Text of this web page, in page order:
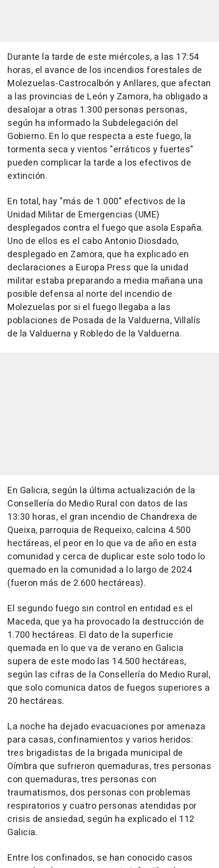
Durante la tarde de este miércoles, a las 17:54
horas, el avance de los incendios forestales de
Molezuelas-Castrocalbón y Anllares, que afectan
a las provincias de León y Zamora, ha obligado a
desalojar a otras 1.300 personas personas,
según ha informado la Subdelegación del
Gobierno. En lo que respecta a este fuego, la
tormenta seca y vientos "erráticos y fuertes"
pueden complicar la tarde a los efectivos de
extinción.
En total, hay "más de 1.000" efectivos de la
Unidad Militar de Emergencias (UME)
desplegados contra el fuego que asola España.
Uno de ellos es el cabo Antonio Diosdado,
desplegado en Zamora, que ha explicado en
declaraciones a Europa Press que la unidad
militar estaba preparando a media mañana una
posible defensa al norte del incendio de
Molezuelas por si el fuego llegaba a las
poblaciones de Posada de la Valduerna, Villalís
de la Valduerna y Robledo de la Valduerna.
En Galicia, según la última actualización de la
Consellería do Medio Rural con datos de las
13:30 horas, el gran incendio de Chandrexa de
Queixa, parroquia de Requeixo, calcina 4.500
hectáreas, el peor en lo que va de año en esta
comunidad y cerca de duplicar este solo todo lo
quemado en la comunidad a lo largo de 2024
(fueron más de 2.600 hectáreas).
El segundo fuego sin control en entidad es el
Maceda, que ya ha provocado la destrucción de
1.700 hectáreas. El dato de la superficie
quemada en lo que va de verano en Galicia
supera de este modo las 14.500 hectáreas,
según las cifras de la Consellería do Medio Rural,
que solo comunica datos de fuegos superiores a
20 hectáreas.
La noche ha dejado evacuaciones por amenaza
para casas, confinamientos y varios heridos:
tres brigadistas de la brigada municipal de
Oímbra que sufrieron quemaduras, tres personas
con quemaduras, tres personas con
traumatismos, dos personas con problemas
respiratorios y cuatro personas atendidas por
crisis de ansiedad, según ha explicado el 112
Galicia.
Entre los confinados, se han conocido casos